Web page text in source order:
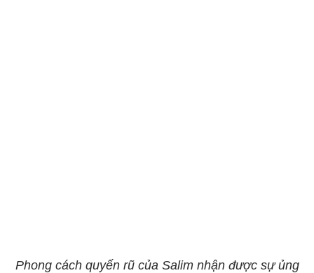
Phong cách quyến rũ của Salim nhận được sự ủng